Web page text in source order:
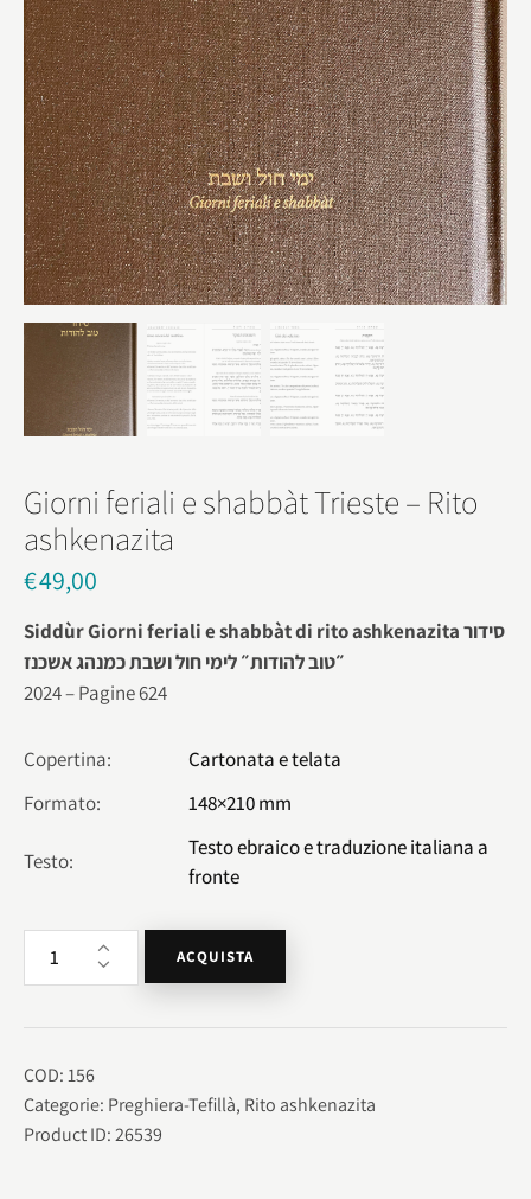
Giorni feriali e shabbàt Trieste – Rito
ashkenazita
€49,00
Siddùr Giorni feriali e shabbàt di rito ashkenazita סידור
״טוב להודות״ לימי חול ושבת כמנהג אשכנז
2024 – Pagine 624
Copertina
Cartonata e telata
Formato
148×210 mm
Testo
Testo ebraico e traduzione italiana a
fronte
ACQUISTA
COD:156
Categorie: Preghiera-Tefillà, Rito ashkenazita
Product ID:26539